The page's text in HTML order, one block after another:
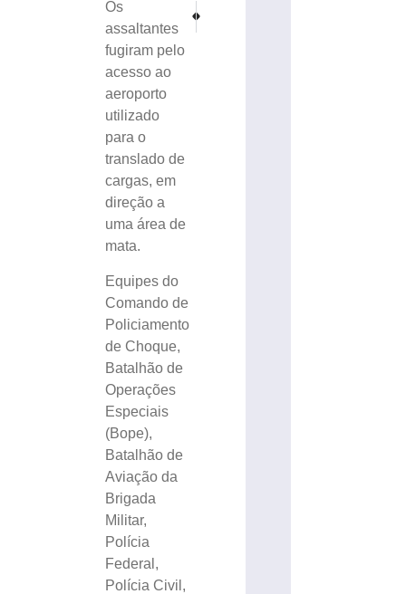
Os
assaltantes
fugiram pelo
acesso ao
aeroporto
utilizado
para o
translado de
cargas, em
direção a
uma área de
mata.
Equipes do
Comando de
Policiamento
de Choque,
Batalhão de
Operações
Especiais
(Bope),
Batalhão de
Aviação da
Brigada
Militar,
Polícia
Federal,
Polícia Civil,
Procurados por furto e roubo são detidos em